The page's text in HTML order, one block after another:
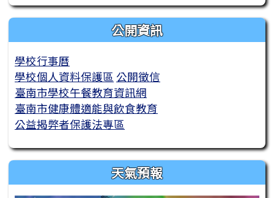
公開資訊
學校行事曆
學校個人資料保護區 公開徵信
臺南市學校午餐教育資訊網
臺南市健康體適能與飲食教育
公益揭弊者保護法專區
天氣預報